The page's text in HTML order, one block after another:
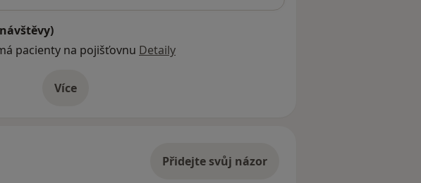
pacienty na pojišťovnu Detaily
Víceo adrese
Přidejte svůj názor